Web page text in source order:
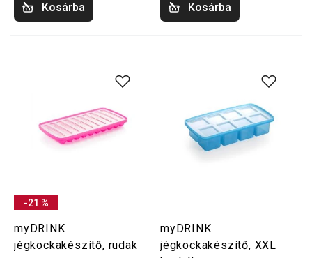
Kosárba Kosárba
-21 %
myDRINK
jégkockakészítő, rudak
myDRINK
jégkockakészítő, XXL